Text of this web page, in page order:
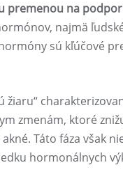
premenou na
najmä
sú kľúčové
zmenám, ktoré
Táto fáza však
hormonálnych